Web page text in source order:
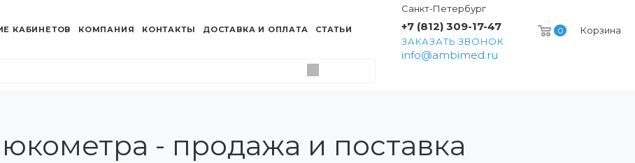
0 Корзина
Санкт-Петербург
+7 (812) 309-17-47
ЗАКАЗАТЬ ЗВОНОК
info@ambimed.ru
КАБИНЕТОВ КОМПАНИЯ КОНТАКТЫ ДОСТАВКА И ОПЛАТА СТАТЬИ
- продажа и поставка